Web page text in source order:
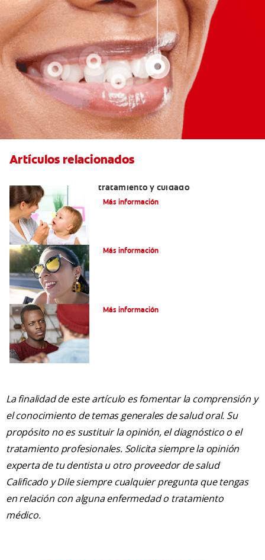
Artículos relacionados
tratamiento y cuidado
Más información
Más información
Más información
La finalidad de este artículo es fomentar la comprensión y
el conocimiento de temas generales de salud oral. Su
propósito no es sustituir la opinión, el diagnóstico o el
tratamiento profesionales. Solicita siempre la opinión
experta de tu dentista u otro proveedor de salud
Calificado y Dile siempre cualquier pregunta que tengas
en relación con alguna enfermedad o tratamiento
médico.